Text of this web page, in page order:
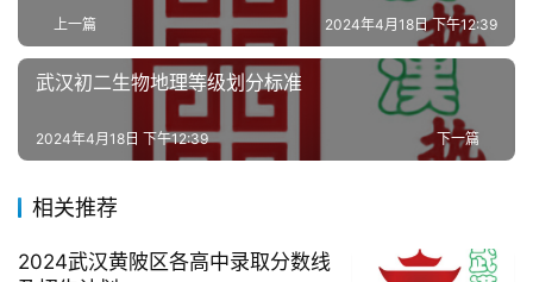
滚
动
生
百
科
上一篇 2024年4月18日 下午12:39
武汉初二生物地理等级划分标准
下一篇
2024年4月18日 下午12:39
相关推荐
2024武汉黄陂区各高中录取分数线